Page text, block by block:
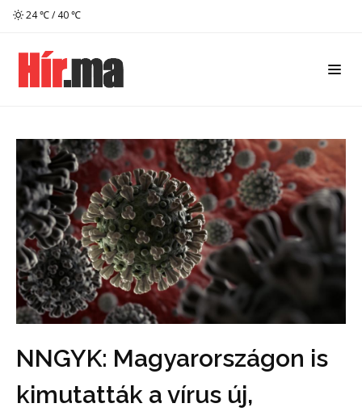
24 ℃ / 40 ℃
NNGYK: Magyarországon is
kimutatták a vírus új,